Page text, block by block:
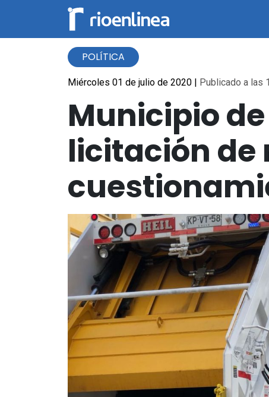
POLÍTICA
Miércoles 01 de julio de 2020 | Publicado a las
Municipio
licitación de